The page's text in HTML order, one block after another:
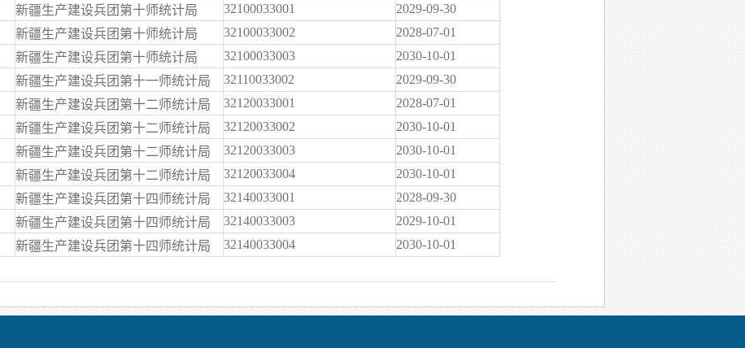
新疆生产建设兵团第十师统计局 32100033001
2029-09-30
新疆生产建设兵团第十师统计局 32100033002
2028-07-01
新疆生产建设兵团第十师统计局 32100033003
2030-10-01
新疆生产建设兵团第十一师统计局 32110033002
2029-09-30
新疆生产建设兵团第十二师统计局 32120033001
2028-07-01
新疆生产建设兵团第十二师统计局 32120033002
2030-10-01
新疆生产建设兵团第十二师统计局 32120033003
2030-10-01
新疆生产建设兵团第十二师统计局 32120033004
2030-10-01
新疆生产建设兵团第十四师统计局 32140033001
2028-09-30
新疆生产建设兵团第十四师统计局 32140033003
2029-10-01
新疆生产建设兵团第十四师统计局 32140033004 2030-10-01